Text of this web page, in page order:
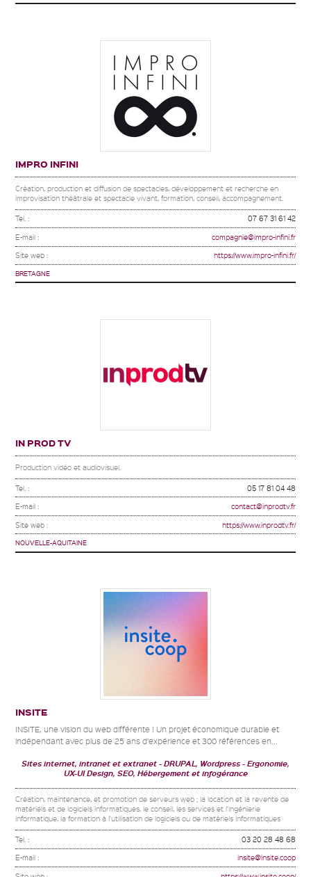
IMPRO INFINI
Création, production et diffusion de spectacles, développement et recherche en
improvisation théâtrale et spectacle vivant, formation, conseil, accompagnement.
Tel. : 07 67 31 61 42
E-mail : compagnie@impro-infini.fr
Site web : https://www.impro-infini.fr/
BRETAGNE
IN PROD TV
Production vidéo et audiovisuel.
Tel. : 05 17 81 04 48
E-mail : contact@inprodtv.fr
Site web : https://www.inprodtv.fr/
NOUVELLE-AQUITAINE
INSITE
INSITE, une vision du web différente ! Un projet économique durable et
indépendant avec plus de 25 ans d’expérience et 300 références en...
Sites internet, intranet et extranet DRUPAL, Wordpress
Ergonomie,
UX-UI Design, SEO, Hébergement et infogérance
Création, maintenance, et promotion de serveurs web ; la location et la revente de
matériels et de logiciels informatiques, le conseil, les services et l'ingénierie
informatique, la formation à l'utilisation de logiciels ou de matériels informatiques
Tel. : 03 20 28 48 68
E-mail : insite@insite.coop